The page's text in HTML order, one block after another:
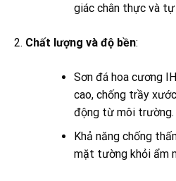
giác chân thực và tự
Chất lượng và độ bền:
Sơn đá hoa cương
cao, chống trầy
động từ môi trường.
Khả năng chống
mặt tường khỏi ẩm